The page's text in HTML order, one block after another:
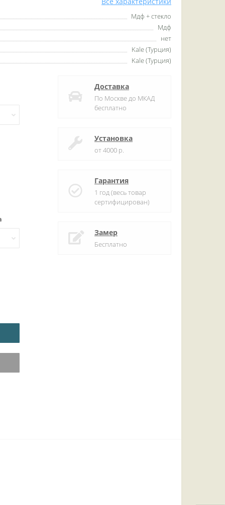
Мдф + стекло
Мдф
нет
Kale (Турция)
Kale (Турция)
Доставка
По Москве до МКАД
бесплатно
Установка
от 4000 р.
Гарантия
1 год (весь товар
сертифицирован)
Замер
Бесплатно